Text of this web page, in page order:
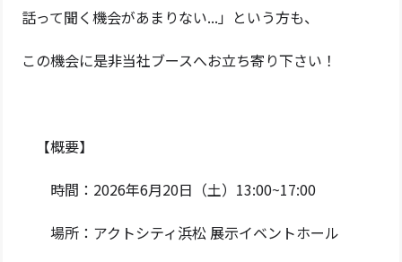
話って聞く機会があまりない...」という方も、
この機会に是非当社ブースへお立ち寄り下さい！
【概要】
時間：2026年6月20日（土）13:00~17:00
場所：アクトシティ浜松 展示イベントホール